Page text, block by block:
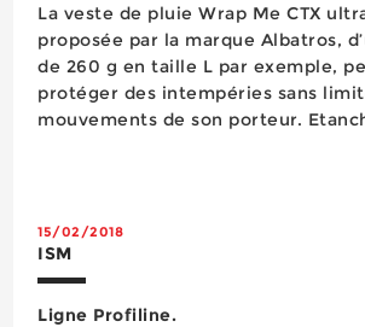
La veste de pluie Wrap Me CTX
proposée par la marque Albatros,
de 260 g en taille L par exemple,
protéger des intempéries sans
mouvements de son porteur.
15/02/2018
ISM
Ligne Profiline.